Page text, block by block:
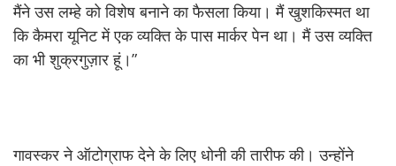
मैंने उस लम्हे को विशेष बनाने का फैसला किया। मैं खुशकिस्मत था
कि कैमरा यूनिट में एक व्यक्ति के पास मार्कर पेन था। मैं उस व्यक्ति
का भी शुक्रगुज़ार हूं।”
गावस्कर ने ऑटोग्राफ देने के लिए धोनी की तारीफ की। उन्होंने